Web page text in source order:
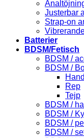
Justerbar
Strap-on
Batterier
BDSM/Fetisch
BDSM /
BDSM /
Rep
Tejp
BDSM /
BDSM /
BDSM /
BDSM /